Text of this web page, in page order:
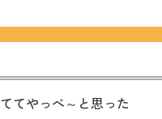
てやっべ～と思った